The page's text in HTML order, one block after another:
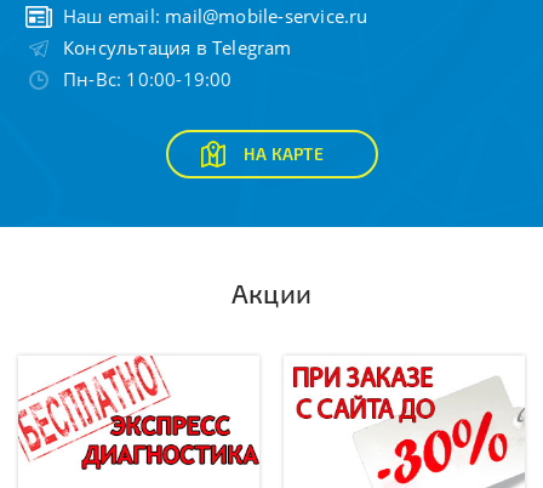
Наш email: mail@mobile-service.ru
Консультация в Telegram
Пн-Вс: 10:00-19:00
НА КАРТЕ
Акции